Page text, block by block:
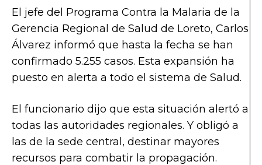
El jefe del Programa Contra la Malaria de la
Gerencia Regional de Salud de Loreto, Carlos
Álvarez informó que hasta la fecha se han
confirmado 5.255 casos. Esta expansión ha
puesto en alerta a todo el sistema de Salud.
El funcionario dijo que esta situación alertó a
todas las autoridades regionales. Y obligó a
las de la sede central, destinar mayores
recursos para combatir la propagación.